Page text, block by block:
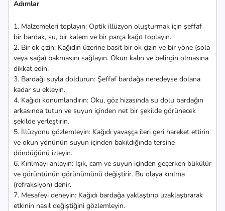
Adımlar
1. Malzemeleri toplayın: Optik illüzyon oluşturmak için şeffaf
bir bardak, su, bir kalem ve bir parça kağıt toplayın.
2. Bir ok çizin: Kağıdın üzerine basit bir ok çizin ve bir yöne (sola
veya sağa) bakmasını sağlayın. Okun kalın ve belirgin olmasına
dikkat edin.
3. Bardağı suyla doldurun: Şeffaf bardağa neredeyse dolana
kadar su ekleyin.
4. Kağıdı konumlandırın: Oku, göz hizasında su dolu bardağın
arkasında tutun ve suyun içinden net bir şekilde görünecek
şekilde yerleştirin.
5. İllüzyonu gözlemleyin: Kağıdı yavaşça ileri geri hareket ettirin
ve okun yönünün suyun içinden bakıldığında tersine
döndüğünü izleyin.
6. Kırılmayı anlayın: Işık, cam ve suyun içinden geçerken bükülür
ve görüntünün görünümünü değiştirir. Bu olaya kırılma
(refraksiyon) denir.
7. Mesafeyi deneyin: Kağıdı bardağa yaklaştırıp uzaklaştırarak
etkinin nasıl değiştiğini gözlemleyin.